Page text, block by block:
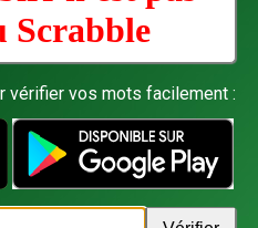
Scrabble
vérifier vos mots facilement :